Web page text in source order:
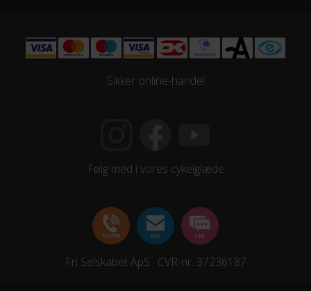
Bike Attitude
Sikker online-handel
Følg med i vores cykelglæde
Fri Selskabet ApS · CVR-nr. 37236187